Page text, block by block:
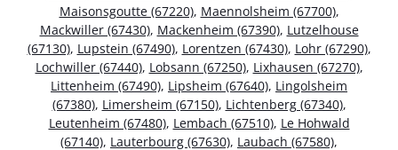
Maisonsgoutte (67220), Maennolsheim (67700),
Mackwiller (67430), Mackenheim (67390), Lutzelhouse
(67130), Lupstein (67490), Lorentzen (67430), Lohr (67290),
Lochwiller (67440), Lobsann (67250), Lixhausen (67270),
Littenheim (67490), Lipsheim (67640), Lingolsheim
(67380), Limersheim (67150), Lichtenberg (67340),
Leutenheim (67480), Lembach (67510), Le Hohwald
(67140), Lauterbourg (67630), Laubach (67580),